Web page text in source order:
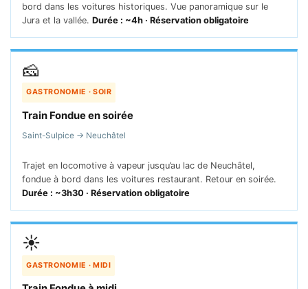
bord dans les voitures historiques. Vue panoramique sur le
Jura et la vallée. Durée : ~4h · Réservation obligatoire
🧀
GASTRONOMIE · SOIR
Train Fondue en soirée
Saint-Sulpice → Neuchâtel
Trajet en locomotive à vapeur jusqu’au lac de Neuchâtel,
fondue à bord dans les voitures restaurant. Retour en soirée.
Durée : ~3h30 · Réservation obligatoire
☀️
GASTRONOMIE · MIDI